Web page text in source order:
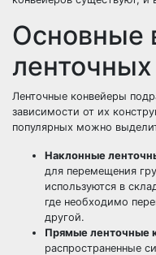
Основные
Ленточные конвейеры
зависимости от их
популярных можно
Наклонные
для перемещения
используются в
где необходимо
другой.
Прямые ленточные
распространенные